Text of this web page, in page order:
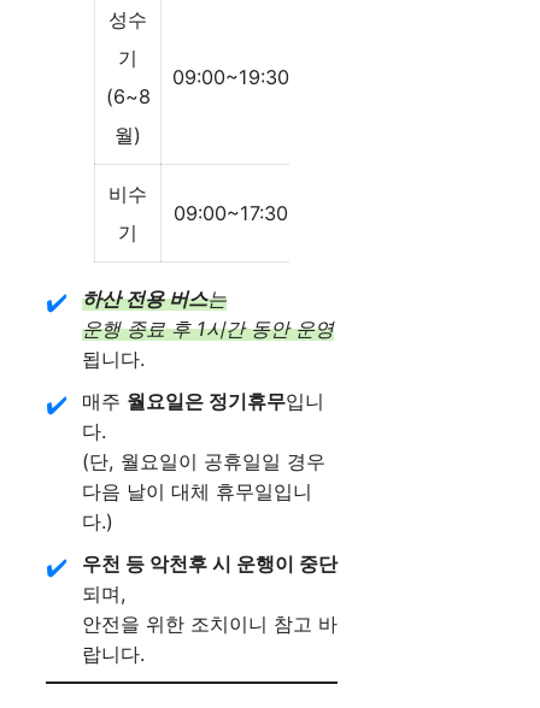
성수
기
(6~8
월)
09:00~19:30
비수
기
09:00~17:30
하산 전용 버스는
운행 종료 후 1시간 동안 운영
됩니다.
매주 월요일은 정기휴무입니
다.
(단, 월요일이 공휴일일 경우
다음 날이 대체 휴무일입니
다.)
우천 등 악천후 시 운행이 중단
되며,
안전을 위한 조치이니 참고 바
랍니다.